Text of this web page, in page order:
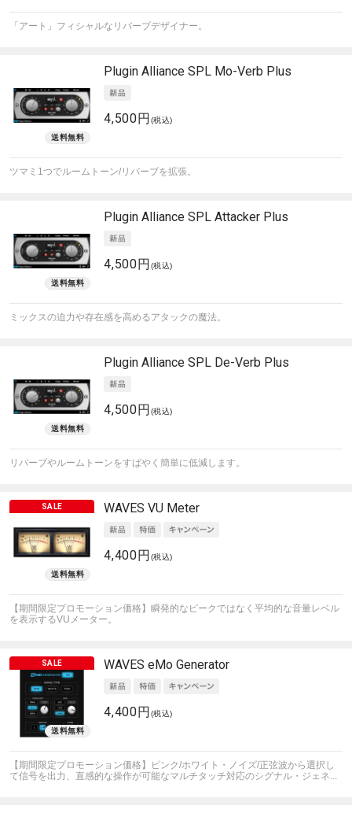
「アート」フィシャルなリバーブデザイナー。
Plugin Alliance SPL Mo-Verb Plus
4,500円 (税込)
ツマミ1つでルームトーン/リバーブを拡張。
Plugin Alliance SPL Attacker Plus
4,500円 (税込)
ミックスの迫力や存在感を高めるアタックの魔法。
Plugin Alliance SPL De-Verb Plus
4,500円 (税込)
リバーブやルームトーンをすばやく簡単に低減します。
WAVES VU Meter
4,400円 (税込)
【期間限定プロモーション価格】瞬発的なピークではなく平均的な音量レベル
を表示するVUメーター。
WAVES eMo Generator
4,400円 (税込)
【期間限定プロモーション価格】ピンク/ホワイト・ノイズ/正弦波から選択し
て信号を出力、直感的な操作が可能なマルチタッチ対応のシグナル・ジェネ...